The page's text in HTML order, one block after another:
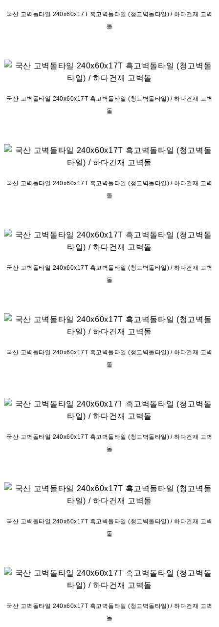
국산 고벽돌타일 240x60x17T 흑고벽돌타일 (청고벽돌타일) / 하다건재 고벽
돌
국산 고벽돌타일 240x60x17T 흑고벽돌타일 (청고벽돌타일) / 하다건재 고벽
돌
국산 고벽돌타일 240x60x17T 흑고벽돌타일 (청고벽돌타일) / 하다건재 고벽
돌
국산 고벽돌타일 240x60x17T 흑고벽돌타일 (청고벽돌타일) / 하다건재 고벽
돌
국산 고벽돌타일 240x60x17T 흑고벽돌타일 (청고벽돌타일) / 하다건재 고벽
돌
국산 고벽돌타일 240x60x17T 흑고벽돌타일 (청고벽돌타일) / 하다건재 고벽
돌
국산 고벽돌타일 240x60x17T 흑고벽돌타일 (청고벽돌타일) / 하다건재 고벽
돌
국산 고벽돌타일 240x60x17T 흑고벽돌타일 (청고벽돌타일) / 하다건재 고벽
돌